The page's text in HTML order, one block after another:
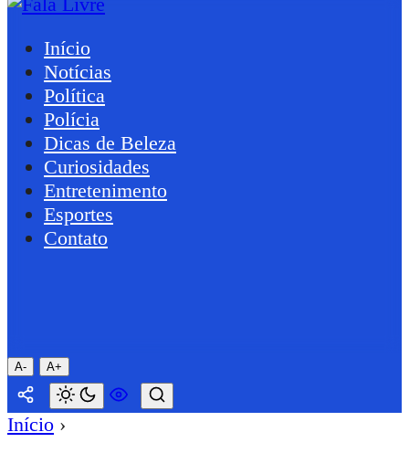
Início
Notícias
Política
Polícia
Dicas de Beleza
Curiosidades
Entretenimento
Esportes
Contato
A- A+
Início ›